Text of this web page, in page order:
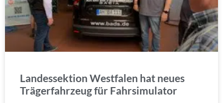
Landessektion Westfalen hat neues
Trägerfahrzeug für Fahrsimulator